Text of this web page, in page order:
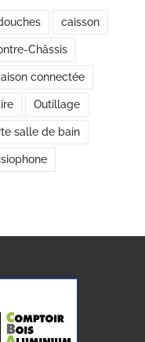
caisson
Châssis
connectée
Outillage
salle de bain